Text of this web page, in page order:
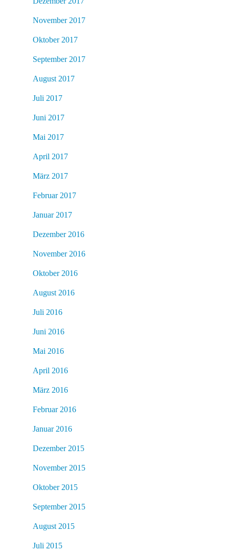
November 2017
Oktober 2017
September 2017
August 2017
Juli 2017
Juni 2017
Mai 2017
April 2017
März 2017
Februar 2017
Januar 2017
Dezember 2016
November 2016
Oktober 2016
August 2016
Juli 2016
Juni 2016
Mai 2016
April 2016
März 2016
Februar 2016
Januar 2016
Dezember 2015
November 2015
Oktober 2015
September 2015
August 2015
Juli 2015